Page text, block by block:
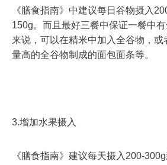
《膳食指南》中建议每日谷物摄入
150g。而且最好三餐中保证一餐中
来说，可以在精米中加入全谷物，或
量高的全谷物制成的面包面条等。
3.增加水果摄入
《膳食指南》建议每天摄入200-